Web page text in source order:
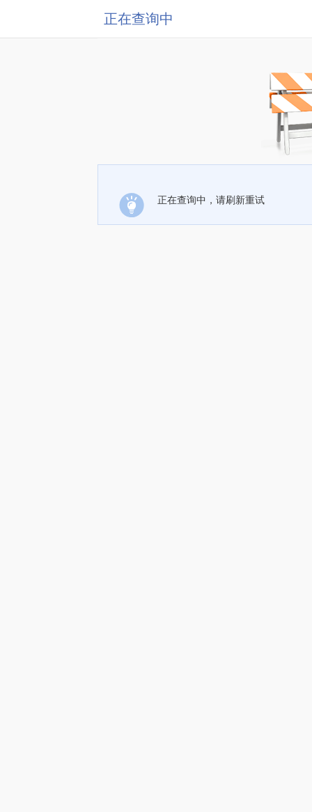
正在查询中
正在查询中，请刷新重试